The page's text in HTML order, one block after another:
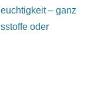
– ganz
oder